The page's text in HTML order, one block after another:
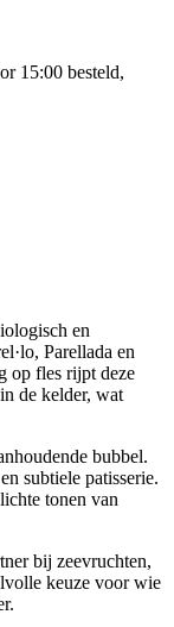
15:00 besteld,
en
Parellada en
op fles rijpt deze
de kelder, wat
bubbel.
subtiele patisserie.
tonen van
bij zeevruchten,
keuze voor wie